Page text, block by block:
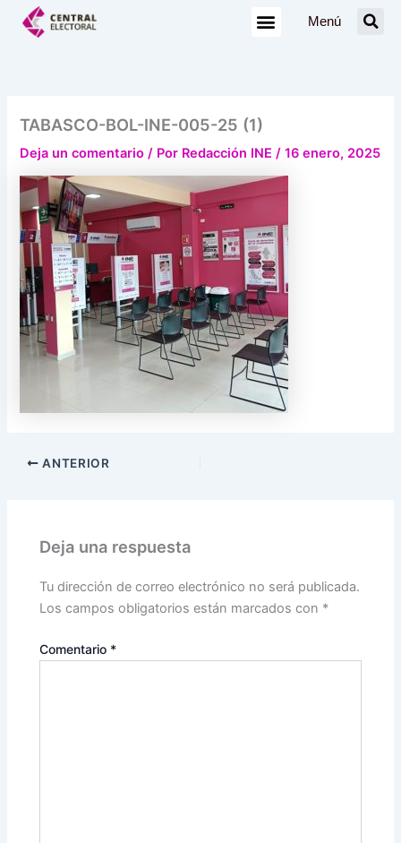
Menú
TABASCO-BOL-INE-005-25 (1)
Deja un comentario / Por Redacción INE/16 enero, 2025
ANTERIOR
Deja una respuesta
Tu dirección de correo electrónico no será publicada.
Los campos obligatorios están marcados con *
Comentario *